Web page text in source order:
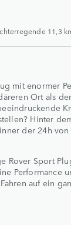
11,3
mit enormer
Ort als
Hinter
der 24h von
Rover Sport
Performance
auf ein